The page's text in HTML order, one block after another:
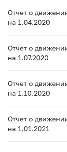
Отчет о
на 1.04.2020
Отчет о
на 1.07.2020
Отчет о
на 1.10.2020
Отчет о
на 1.01.2021